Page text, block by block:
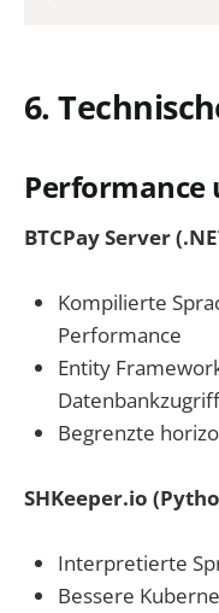
6.
Performance
BTCPay Server
Kompilierte
Performance
Entity
Begrenzte
SHKeeper.io
Interpretierte
Bessere